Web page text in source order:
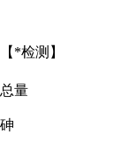
【*检测】
总量
砷